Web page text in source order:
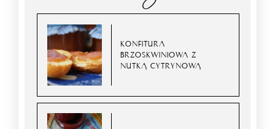
KONFITURA
BRZOSKWINIOWA Z
NUTKĄ CYTRYNOWĄ